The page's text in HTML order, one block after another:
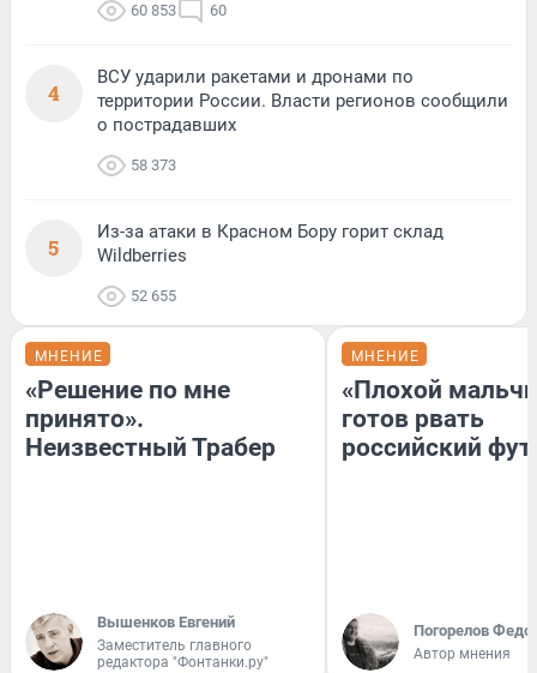
60 853 60
4
ВСУ ударили ракетами и дронами по
территории России. Власти регионов сообщили
о пострадавших
58 373
5
Из-за атаки в Красном Бору горит склад
Wildberries
52 655
МНЕНИЕ
«Решение по мне
принято».
Неизвестный Трабер
Вышенков Евгений
Заместитель главного
редактора "Фонтанки.ру"
МНЕНИЕ
«Плохой
готов рвать
российский
Погорелов
Автор мнения